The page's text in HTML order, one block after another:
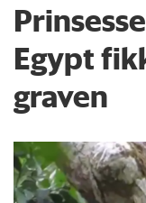
Egypt
graven